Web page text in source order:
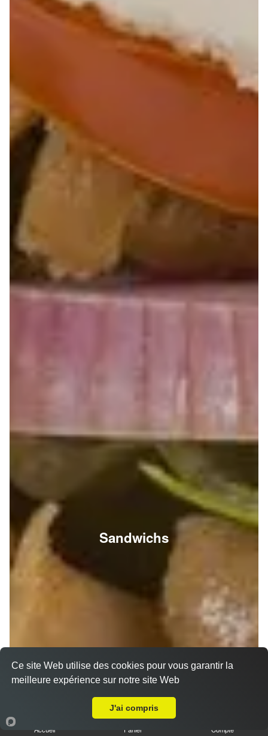
Sandwichs
Accueil Panier Compte
Ce site Web utilise des cookies pour vous garantir la
meilleure expérience sur notre site Web
J'ai compris